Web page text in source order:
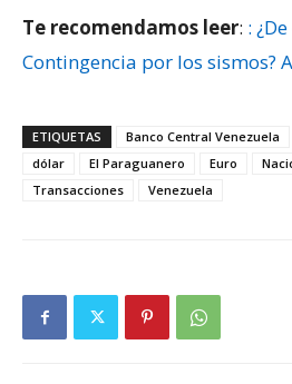
Te recomendamos leer: :
Contingencia por los sismos?
ETIQUETAS Banco Central Venezuela
dólar
El Paraguanero Euro
Transacciones
Venezuela